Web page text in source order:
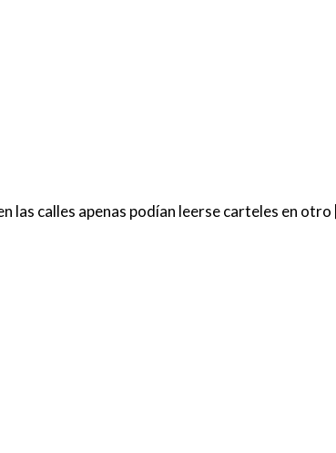
las calles apenas podían leerse carteles en